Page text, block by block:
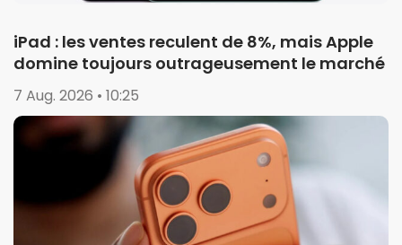
iPad : les ventes reculent de 8%, mais Apple
domine toujours outrageusement le marché
7 Aug. 2026 • 10:25